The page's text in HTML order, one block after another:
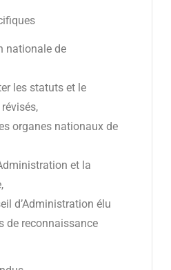
nationale de
les statuts et le
organes nationaux de
et la
d’Administration élu
de reconnaissance